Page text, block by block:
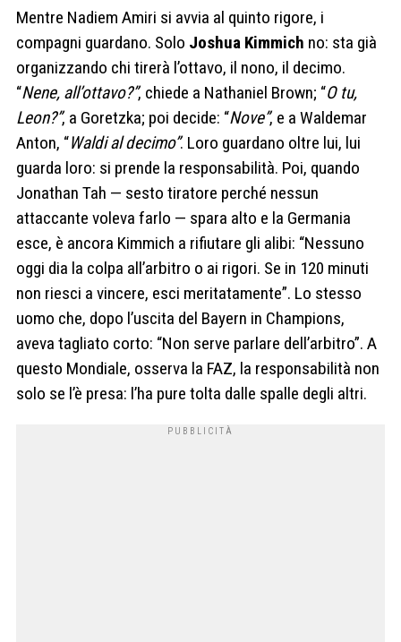
Mentre Nadiem Amiri si avvia al quinto rigore, i
compagni guardano. Solo Joshua Kimmich no: sta già
organizzando chi tirerà l’ottavo, il nono, il decimo.
“Nene, all’ottavo?”, chiede a Nathaniel Brown; “O tu,
Leon?”, a Goretzka; poi decide: “Nove”, e a Waldemar
Anton, “Waldi al decimo”. Loro guardano oltre lui, lui
guarda loro: si prende la responsabilità. Poi, quando
Jonathan Tah — sesto tiratore perché nessun
attaccante voleva farlo — spara alto e la Germania
esce, è ancora Kimmich a rifiutare gli alibi: “Nessuno
oggi dia la colpa all’arbitro o ai rigori. Se in 120 minuti
non riesci a vincere, esci meritatamente”. Lo stesso
uomo che, dopo l’uscita del Bayern in Champions,
aveva tagliato corto: “Non serve parlare dell’arbitro”. A
questo Mondiale, osserva la FAZ, la responsabilità non
solo se l’è presa: l’ha pure tolta dalle spalle degli altri.